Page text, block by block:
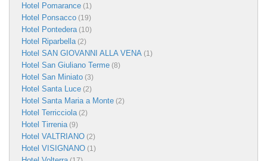
Hotel Pomarance (1)
Hotel Ponsacco (19)
Hotel Pontedera(10)
Hotel Riparbella(2)
Hotel SAN GIOVANNI ALLA VENA (1)
Hotel San Giuliano Terme (8)
Hotel San Miniato (3)
Hotel Santa Luce (2)
Hotel Santa Maria a Monte (2)
Hotel Terricciola(2)
Hotel Tirrenia(9)
Hotel VALTRIANO (2)
Hotel VISIGNANO (1)